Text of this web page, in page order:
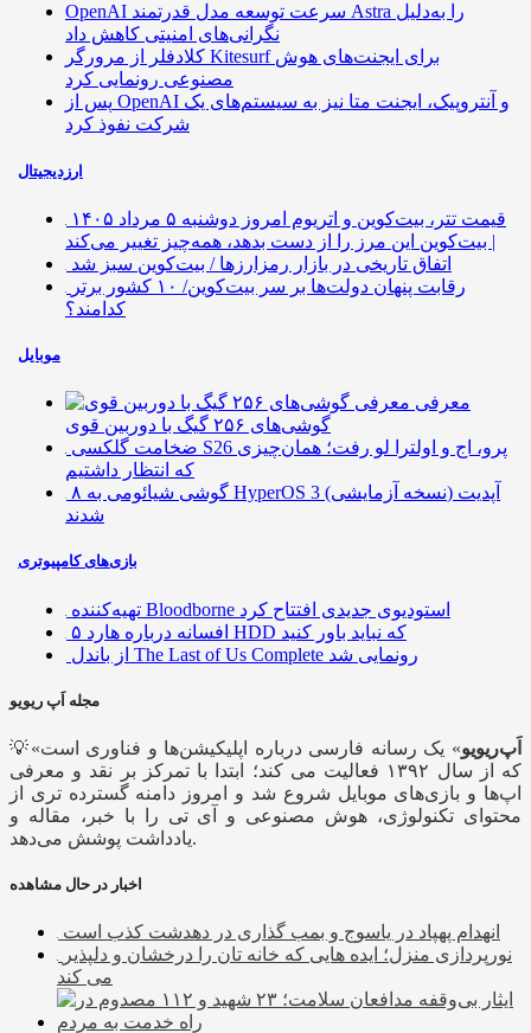
OpenAI سرعت توسعه مدل قدرتمند Astra را به‌دلیل
نگرانی‌های امنیتی کاهش داد
کلادفلر از مرورگر Kitesurf برای ایجنت‌های هوش
مصنوعی رونمایی کرد
پس از OpenAI و آنتروپیک، ایجنت متا نیز به سیستم‌های یک
شرکت نفوذ کرد
ارزدیجیتال
قیمت تتر، بیت‌کوین و اتریوم امروز دوشنبه ۵ مرداد ۱۴۰۵
| بیت‌کوین این مرز را از دست بدهد، همه‌چیز تغییر می‌کند
اتفاق تاریخی در بازار رمزارزها / بیت‌کوین سبز شد
رقابت پنهان دولت‌ها بر سر بیت‌کوین/ ۱۰ کشور برتر
کدامند؟
موبایل
معرفی
گوشی‌های ۲۵۶ گیگ با دوربین قوی
ضخامت گلکسی S26 پرو، اج و اولترا لو رفت؛ همان‌چیزی
که انتظار داشتیم
۸ گوشی شیائومی به HyperOS 3 (نسخه آزمایشی) آپدیت
شدند
بازی‌های کامپیوتری
تهیه‌کننده Bloodborne استودیوی جدیدی افتتاح کرد
۵ افسانه درباره هارد HDD که نباید باور کنید
از باندل The Last of Us Complete رونمایی شد
مجله اَپ ریویو
💡« اَپ‌ریویو» یک رسانه فارسی درباره اپلیکیشن‌ها و فناوری است
که از سال ۱۳۹۲ فعالیت می کند؛ ابتدا با تمرکز بر نقد و معرفی
اپ‌ها و بازی‌های موبایل شروع شد و امروز دامنه گسترده تری از
محتوای تکنولوژی، هوش مصنوعی و آی تی را با خبر، مقاله و
یادداشت پوشش می‌دهد.
اخبار در حال مشاهده
انهدام پهپاد در یاسوج و بمب گذاری در دهدشت کذب است
نورپردازی منزل؛ ایده هایی که خانه تان را درخشان و دلپذیر
می کند